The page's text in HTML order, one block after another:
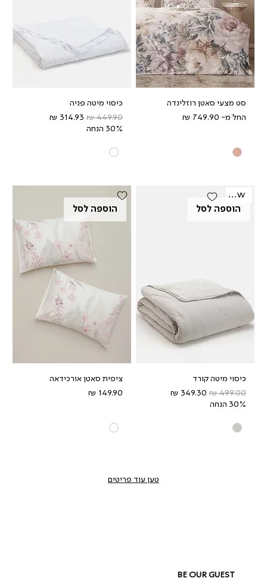
סט מצעי סאטן רוזלינדה
החל מ-
מחיר מבצע
כיסוי מיטה פניה
מחיר רגיל
מחיר מבצע
30% הנחה
הוספה לסל
New
כיסוי מיטה קורד
מחיר רגיל
מחיר מבצע
30% הנחה
הוספה לסל
ציפית סאטן אורכידאה
מחיר
טען עוד פריטים
BE OUR GUEST